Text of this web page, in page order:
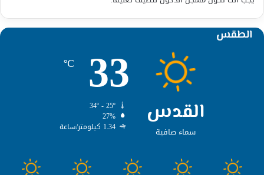
الطقس
القدس
سماء صافية
33
℃
27%
1.34 كيلومتر/ساعة